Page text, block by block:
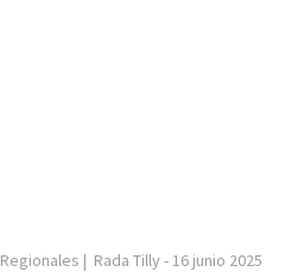
Regionales | Rada Tilly - 16 junio 2025